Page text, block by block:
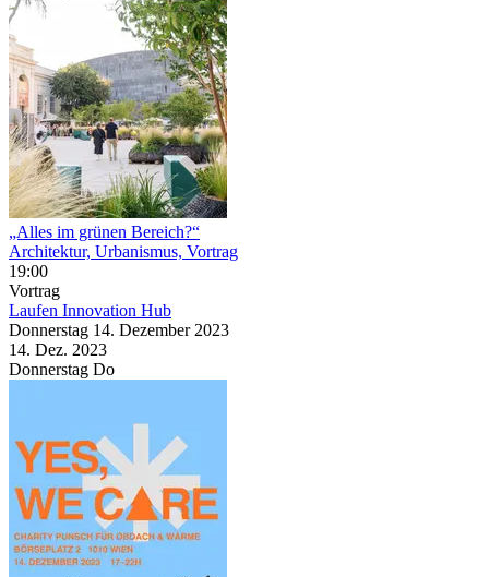
„Alles im grünen Bereich?“
Architektur, Urbanismus, Vortrag
19:00
Vortrag
Laufen Innovation Hub
Donnerstag 14. Dezember 2023
14. Dez. 2023
Donnerstag Do